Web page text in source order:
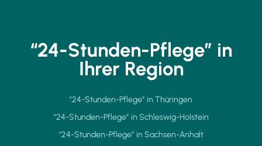
“24-Stunden-Pflege” in
Ihrer Region
"24-Stunden-Pflege” in Thüringen
"24-Stunden-Pflege” in Schleswig-Holstein
"24-Stunden-Pflege” in Sachsen-Anhalt